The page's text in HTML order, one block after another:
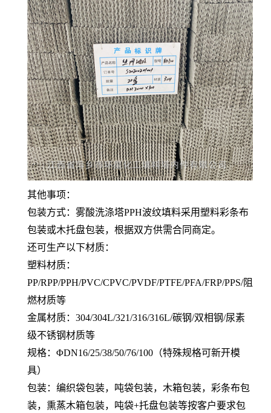
其他事项：
包装方式：雾酸洗涤塔PPH波纹填料采用塑料彩条布
包装或木托盘包装，根据双方供需合同商定。
还可生产以下材质：
塑料材质：
PP/RPP/PPH/PVC/CPVC/PVDF/PTFE/PFA/FRP/PPS/阻
燃材质等
金属材质：304/304L/321/316/316L/碳钢/双相钢/尿素
级不锈钢材质等
规格：ΦDN16/25/38/50/76/100（特殊规格可新开模
具）
包装：编织袋包装，吨袋包装，木箱包装，彩条布包
装，熏蒸木箱包装，吨袋+托盘包装等按客户要求包